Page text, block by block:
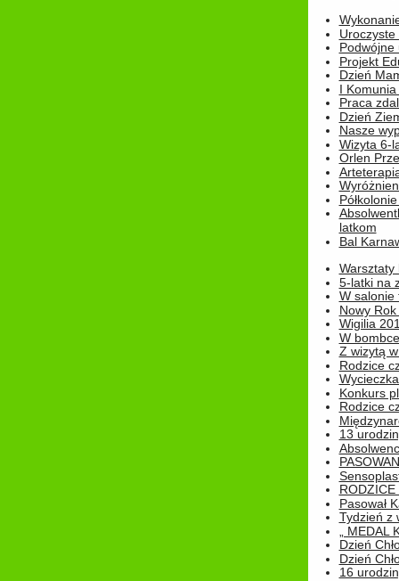
Podwójne
Projekt
Dzień
I
Praca
Dzień
Nasze
Wizyta 6-
Orlen
latkom
Bal
Warsztaty
5-latki na
W salonie
Nowy
Wigilia
W bombce
Z wizytą
Rodzice
Konkurs
Rodzice
13
Pasował
Tydzień z
„
Dzień
Dzień
16